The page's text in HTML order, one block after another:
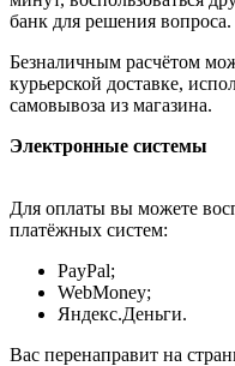
банк для решения вопроса.
Безналичным расчётом
курьерской доставке,
самовывоза из магазина.
Электронные системы
Для оплаты вы можете
платёжных систем:
PayPal;
WebMoney;
Яндекс.Деньги.
Вас перенаправит на